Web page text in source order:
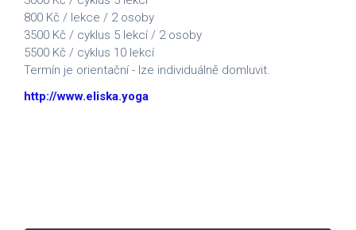
800 Kč / lekce / 2 osoby
3500 Kč / cyklus 5 lekcí / 2 osoby
5500 Kč / cyklus 10 lekcí
Termín je orientační - lze individuálně domluvit.
http://www.eliska.yoga